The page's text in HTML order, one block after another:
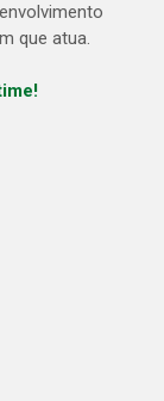
que atua.